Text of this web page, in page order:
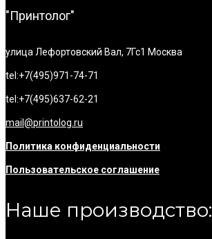
"Принтолог"
улица Лефортовский Вал, 7Гс1 Москва
tel:+7(495)971-74-71
tel:+7(495)637-62-21
mail@printolog.ru
Политика конфиденциальности
Пользовательское соглашение
Наше производство: